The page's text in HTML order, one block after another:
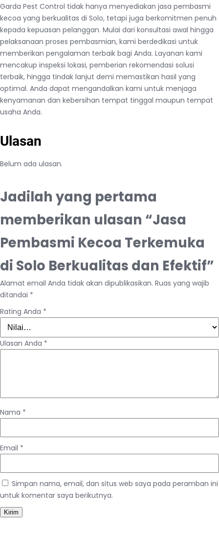
t
a
s
d
a
n
E
f
e
k
f
Garda Pest Control tidak hanya menyediakan jasa pembasmi
kecoa yang berkualitas di Solo, tetapi juga berkomitmen penuh
kepada kepuasan pelanggan. Mulai dari konsultasi awal hingga
pelaksanaan proses pembasmian, kami berdedikasi untuk
memberikan pengalaman terbaik bagi Anda. Layanan kami
mencakup inspeksi lokasi, pemberian rekomendasi solusi
terbaik, hingga tindak lanjut demi memastikan hasil yang
optimal. Anda dapat mengandalkan kami untuk menjaga
kenyamanan dan kebersihan tempat tinggal maupun tempat
usaha Anda.
Ulasan
Belum ada ulasan.
Jadilah yang pertama
memberikan ulasan “Jasa
Pembasmi Kecoa Terkemuka
di Solo Berkualitas dan Efektif”
Alamat email Anda tidak akan dipublikasikan. Ruas yang wajib
ditandai *
Rating Anda *
Ulasan Anda *
Nama *
Email *
Simpan nama, email, dan situs web saya pada peramban ini
untuk komentar saya berikutnya.